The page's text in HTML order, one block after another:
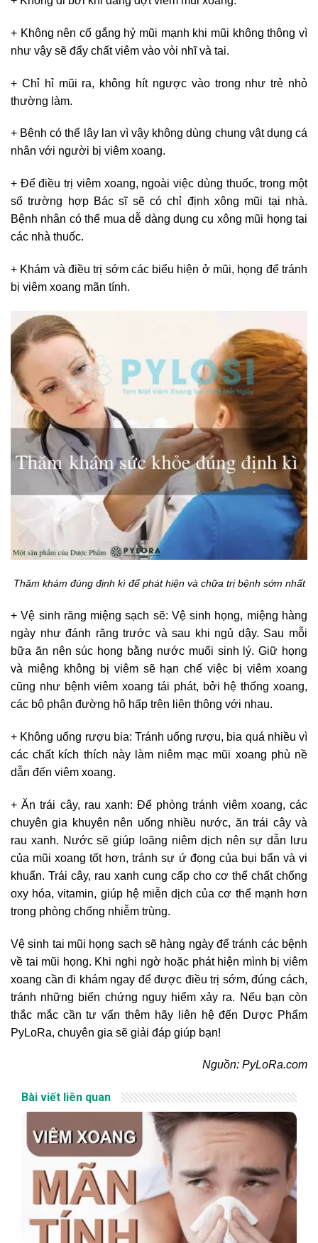
+ Không nên cố gắng hỷ mũi mạnh khi mũi không thông vì
như vậy sẽ đẩy chất viêm vào vòi nhĩ và tai.
+ Chỉ hỉ mũi ra, không hít ngược vào trong như trẻ nhỏ
thường làm.
+ Bệnh có thể lây lan vì vậy không dùng chung vật dụng cá
nhân với người bị viêm xoang.
+ Để điều trị viêm xoang, ngoài việc dùng thuốc, trong một
số trường hợp Bác sĩ sẽ có chỉ định xông mũi tại nhà.
Bệnh nhân có thể mua dễ dàng dụng cụ xông mũi họng tại
các nhà thuốc.
+ Khám và điều trị sớm các biểu hiện ở mũi, họng để tránh
bị viêm xoang mãn tính.
Thăm khám đúng định kì để phát hiện và chữa trị bệnh sớm nhất
+ Vệ sinh răng miệng sạch sẽ: Vệ sinh họng, miệng hàng
ngày như đánh răng trước và sau khi ngủ dậy. Sau mỗi
bữa ăn nên súc họng bằng nước muối sinh lý. Giữ họng
và miệng không bị viêm sẽ hạn chế việc bị viêm xoang
cũng như bệnh viêm xoang tái phát, bởi hệ thống xoang,
các bộ phận đường hô hấp trên liên thông với nhau.
+ Không uống rượu bia: Tránh uống rượu, bia quá nhiều vì
các chất kích thích này làm niêm mạc mũi xoang phù nề
dẫn đến viêm xoang.
+ Ăn trái cây, rau xanh: Để phòng tránh viêm xoang, các
chuyên gia khuyên nên uống nhiều nước, ăn trái cây và
rau xanh. Nước sẽ giúp loãng niêm dịch nên sự dẫn lưu
của mũi xoang tốt hơn, tránh sự ứ đọng của bụi bẩn và vi
khuẩn. Trái cây, rau xanh cung cấp cho cơ thể chất chống
oxy hóa, vitamin, giúp hệ miễn dịch của cơ thể mạnh hơn
trong phòng chống nhiễm trùng.
Vệ sinh tai mũi họng sạch sẽ hàng ngày để tránh các bệnh
về tai mũi họng. Khi nghi ngờ hoặc phát hiện mình bị viêm
xoang cần đi khám ngay để được điều trị sớm, đúng cách,
tránh những biến chứng nguy hiểm xảy ra. Nếu bạn còn
thắc mắc cần tư vấn thêm hãy liên hệ đến Dược Phẩm
PyLoRa, chuyên gia sẽ giải đáp giúp bạn!
Nguồn: PyLoRa.com
Bài viết liên quan